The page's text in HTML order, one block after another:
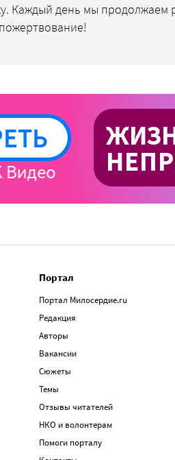
Каждый день мы продолжаем
Портал
Портал Милосердие.ru
Редакция
Авторы
Вакансии
Сюжеты
Темы
Отзывы читателей
НКО и волонтерам
Помоги порталу